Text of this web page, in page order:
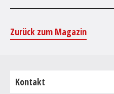
Zurück zum Magazin
Kontakt